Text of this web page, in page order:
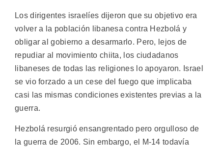
Los dirigentes israelíes dijeron que su objetivo era
volver a la población libanesa contra Hezbolá y
obligar al gobierno a desarmarlo. Pero, lejos de
repudiar al movimiento chiita, los ciudadanos
libaneses de todas las religiones lo apoyaron. Israel
se vio forzado a un cese del fuego que implicaba
casi las mismas condiciones existentes previas a la
guerra.
Hezbolá resurgió ensangrentado pero orgulloso de
la guerra de 2006. Sin embargo, el M-14 todavía